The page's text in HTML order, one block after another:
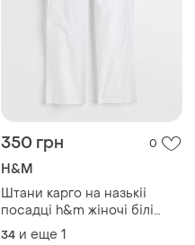
350 грн 0
H&M
Штани карго на назькіі
посадці h&m жіночі білі
білосніжні з кишенями
34 и еще 1